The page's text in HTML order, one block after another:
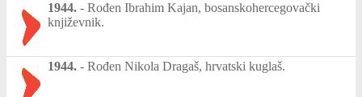
1944. - Rođen Ibrahim Kajan, bosanskohercegovački
književnik.
1944. - Rođen Nikola Dragaš, hrvatski kuglaš.